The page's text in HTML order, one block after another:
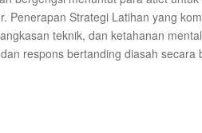
Penerapan Strategi Latihan yang
teknik, dan ketahanan
respons bertanding diasah